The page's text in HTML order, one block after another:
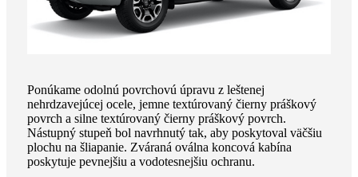
Ponúkame odolnú povrchovú úpravu z leštenej
nehrdzavejúcej ocele, jemne textúrovaný čierny práškový
povrch a silne textúrovaný čierny práškový povrch.
Nástupný stupeň bol navrhnutý tak, aby poskytoval väčšiu
plochu na šliapanie. Zváraná oválna koncová kabína
poskytuje pevnejšiu a vodotesnejšiu ochranu.